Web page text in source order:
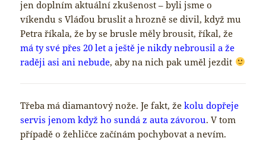
jen doplním aktuální zkušenost – byli jsme o
víkendu s Vláďou bruslit a hrozně se divil, když mu
Petra říkala, že by se brusle měly brousit, říkal, že
má ty své přes 20 let a ještě je nikdy nebrousil a že
raději asi ani nebude, aby na nich pak uměl jezdit
Třeba má diamantový nože. Je fakt, že kolu dopřeje
servis jenom když ho sundá z auta závorou. V tom
případě o žehličce začínám pochybovat a nevím.